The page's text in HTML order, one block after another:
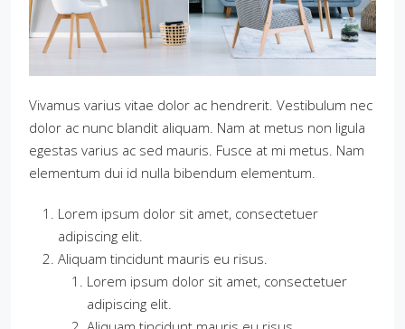
Vivamus varius vitae dolor ac hendrerit. Vestibulum nec
dolor ac nunc blandit aliquam. Nam at metus non ligula
egestas varius ac sed mauris. Fusce at mi metus. Nam
elementum dui id nulla bibendum elementum.
Lorem ipsum dolor sit amet, consectetuer
adipiscing elit.
Aliquam tincidunt mauris eu risus.
Lorem ipsum dolor sit amet, consectetuer
adipiscing elit.